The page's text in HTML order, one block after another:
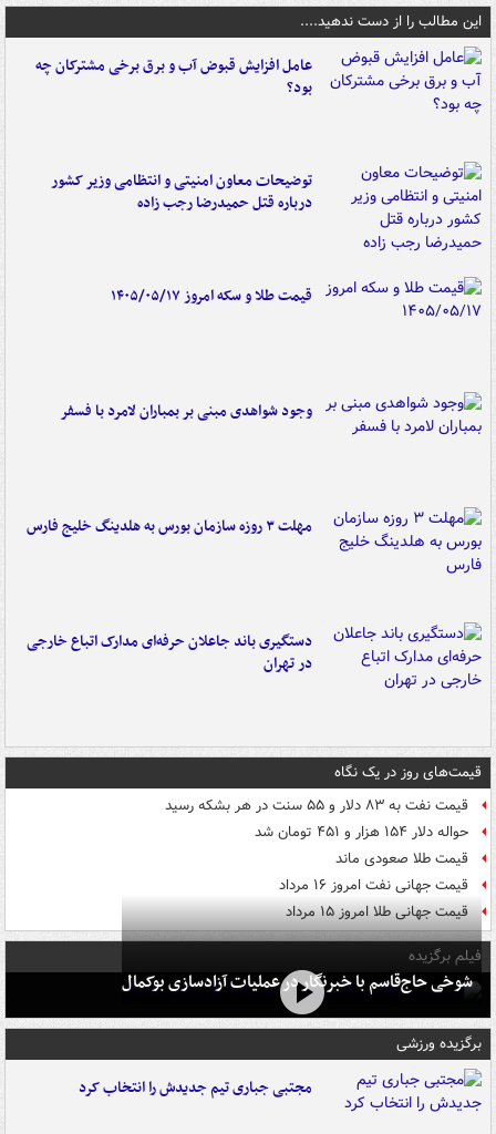
این مطالب را از دست ندهید....
عامل افزایش قبوض آب و برق برخی مشترکان چه
بود؟
توضیحات معاون امنیتی و انتظامی وزیر کشور
درباره قتل حمیدرضا رجب زاده
قیمت طلا و سکه امروز ۱۴۰۵/۰۵/۱۷
وجود شواهدی مبنی بر بمباران لامرد با فسفر
مهلت ۳ روزه سازمان بورس به هلدینگ خلیج فارس
دستگیری باند جاعلان حرفه‌ای مدارک اتباع خارجی
در تهران
قیمت‌های روز در یک نگاه
قیمت نفت به ۸۳ دلار و ۵۵ سنت در هر بشکه رسید
حواله دلار ۱۵۴ هزار و ۴۵۱ تومان شد
قیمت طلا صعودی ماند
قیمت جهانی نفت امروز ۱۶ مرداد
قیمت جهانی طلا امروز ۱۵ مرداد
فیلم برگزیده
شوخی حاج‌قاسم با خبرنگار در عملیات آزادسازی بوکمال
برگزیده ورزشی
مجتبی جباری تیم جدیدش را انتخاب کرد